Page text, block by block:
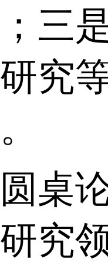
三
究
论
究